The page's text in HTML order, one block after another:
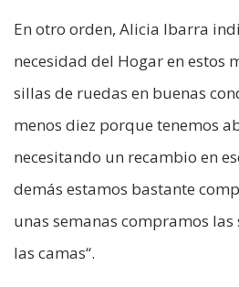
En otro orden, Alicia Ibarra
necesidad del Hogar en estos
sillas de ruedas en buenas
menos diez porque tenemos
necesitando un recambio en
demás estamos bastante
unas semanas compramos
las camas“.